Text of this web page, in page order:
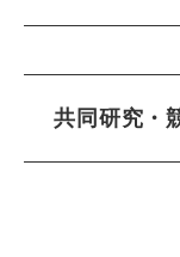
共同研究・